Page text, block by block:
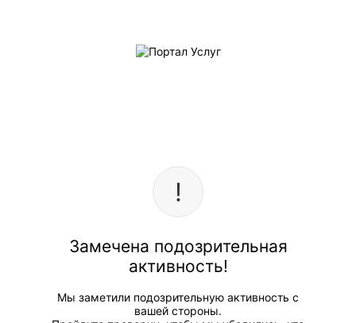
Замечена подозрительная
активность!
Мы заметили подозрительную активность с
вашей стороны.